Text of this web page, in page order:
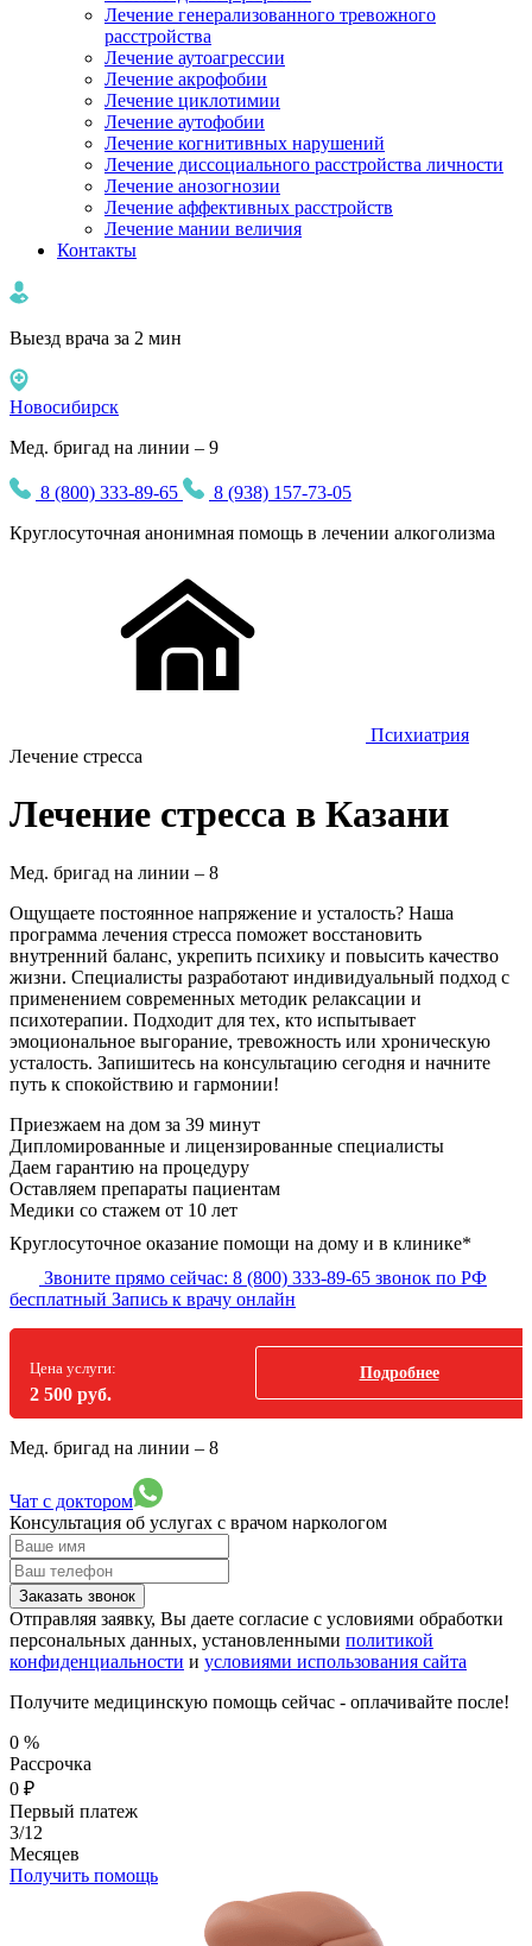
Лечение генерализованного тревожного
расстройства
Лечение аутоагрессии
Лечение акрофобии
Лечение циклотимии
Лечение аутофобии
Лечение когнитивных нарушений
Лечение диссоциального расстройства личности
Лечение анозогнозии
Лечение аффективных расстройств
Лечение мании величия
Контакты
Выезд врача за 2 мин
Новосибирск
Мед. бригад на линии – 9
8 (800) 333-89-65
8 (938) 157-73-05
Круглосуточная анонимная помощь в лечении алкоголизма
Психиатрия
Лечение стресса
Лечение стресса в Казани
Мед. бригад на линии – 8
Ощущаете постоянное напряжение и усталость? Наша
программа лечения стресса поможет восстановить
внутренний баланс, укрепить психику и повысить качество
жизни. Специалисты разработают индивидуальный подход с
применением современных методик релаксации и
психотерапии. Подходит для тех, кто испытывает
эмоциональное выгорание, тревожность или хроническую
усталость. Запишитесь на консультацию сегодня и начните
путь к спокойствию и гармонии!
Приезжаем на дом за 39 минут
Дипломированные и лицензированные специалисты
Даем гарантию на процедуру
Оставляем препараты пациентам
Медики со стажем от 10 лет
Круглосуточное оказание помощи на дому и в клинике*
Звоните прямо сейчас: 8 (800) 333-89-65 звонок по РФ
бесплатный Запись к врачу онлайн
Цена услуги:
2 500 руб.
Подробнее
Мед. бригад на линии – 8
Чат с доктором
Консультация об услугах с врачом наркологом
Заказать звонок
Отправляя заявку, Вы даете согласие с условиями обработки
персональных данных, установленными политикой
конфиденциальности и условиями использования сайта
Получите медицинскую помощь сейчас - оплачивайте после!
0 %
Рассрочка
0 ₽
Первый платеж
3/12
Месяцев
Получить помощь